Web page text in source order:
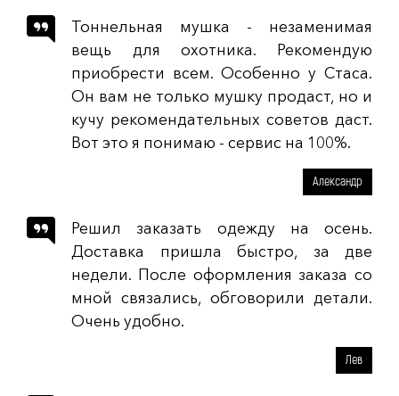
Тоннельная мушка - незаменимая
вещь для охотника. Рекомендую
приобрести всем. Особенно у Стаса.
Он вам не только мушку продаст, но и
кучу рекомендательных советов даст.
Вот это я понимаю - сервис на 100%.
Александр
Решил заказать одежду на осень.
Доставка пришла быстро, за две
недели. После оформления заказа со
мной связались, обговорили детали.
Очень удобно.
Лев